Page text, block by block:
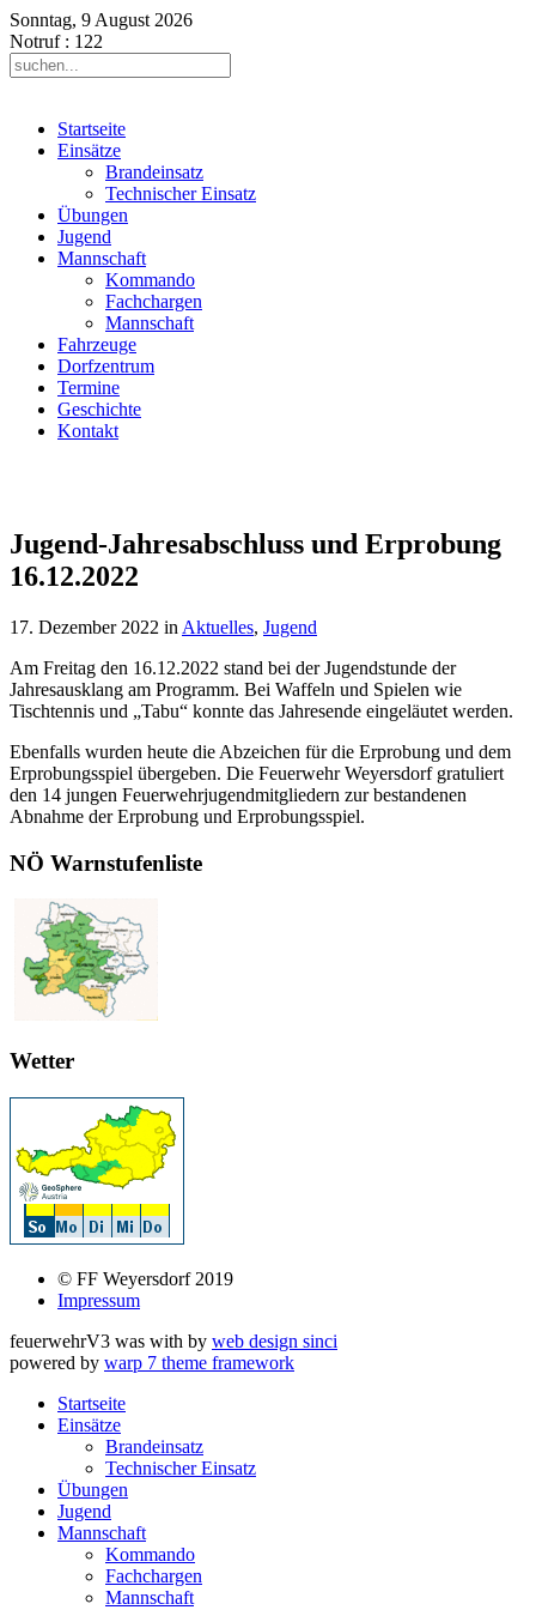
Sonntag, 9 August 2026
Notruf: 122
Startseite
Einsätze
Brandeinsatz
Technischer Einsatz
Übungen
Jugend
Mannschaft
Kommando
Fachchargen
Mannschaft
Fahrzeuge
Dorfzentrum
Termine
Geschichte
Kontakt
Jugend-Jahresabschluss und Erprobung
16.12.2022
17. Dezember 2022 in Aktuelles, Jugend
Am Freitag den 16.12.2022 stand bei der Jugendstunde der
Jahresausklang am Programm. Bei Waffeln und Spielen wie
Tischtennis und „Tabu“ konnte das Jahresende eingeläutet werden.
Ebenfalls wurden heute die Abzeichen für die Erprobung und dem
Erprobungsspiel übergeben. Die Feuerwehr Weyersdorf gratuliert
den 14 jungen Feuerwehrjugendmitgliedern zur bestandenen
Abnahme der Erprobung und Erprobungsspiel.
NÖ Warnstufenliste
Wetter
© FF Weyersdorf 2019
Impressum
feuerwehrV3 was with by web design sinci
powered by warp 7 theme framework
Startseite
Einsätze
Brandeinsatz
Technischer Einsatz
Übungen
Jugend
Mannschaft
Kommando
Fachchargen
Mannschaft